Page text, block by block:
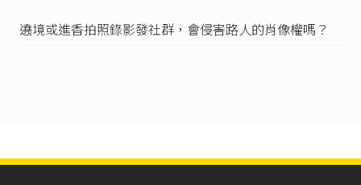
遶境或進香拍照錄影發社群，會侵害路人的肖像權嗎？